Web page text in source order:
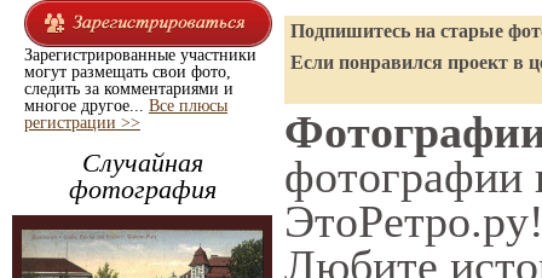
Зарегистрированные участники
могут размещать свои фото,
следить за комментариями и
многое другое... Все плюсы
регистрации >>
Случайная
фотография
Подпишитесь на старые
Если понравился проект в
фотографии
Любите